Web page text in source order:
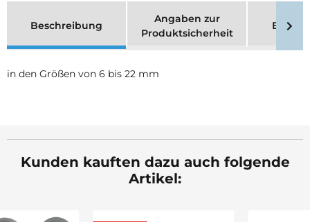
Beschreibung
Angaben zur
Produktsicherheit
in den Größen von 6 bis 22 mm
Kunden kauften dazu auch folgende
Artikel: